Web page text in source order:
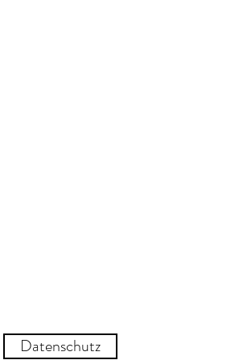
Datenschutz